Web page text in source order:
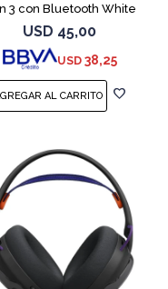
3 con Bluetooth White
USD 45,00
USD 38,25